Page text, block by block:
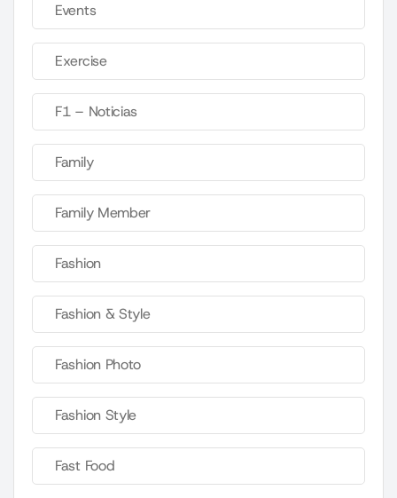
Events
Exercise
F1 – Noticias
Family
Family Member
Fashion
Fashion & Style
Fashion Photo
Fashion Style
Fast Food